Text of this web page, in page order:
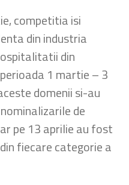
competitia isi
din industria
din
1 martie – 3
domenii si-au
de
pe 13 aprilie au fost
fiecare categorie a